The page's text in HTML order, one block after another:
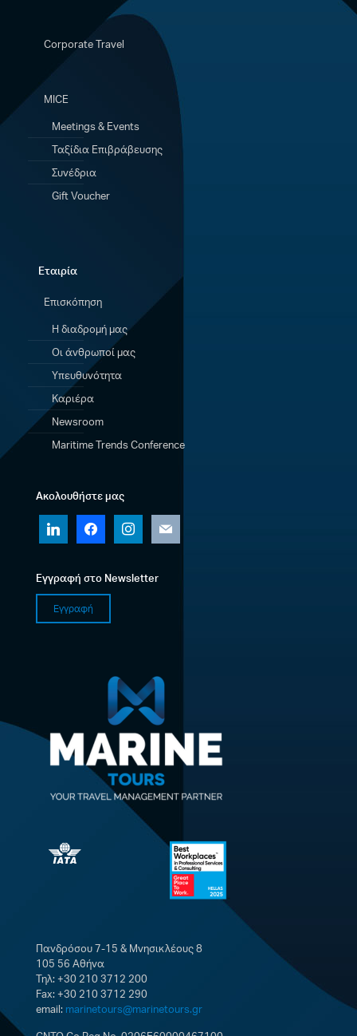
Corporate Travel
MICE
Meetings & Events
Ταξίδια Eπιβράβευσης
Συνέδρια
Gift Voucher
Εταιρία
Επισκόπηση
Η διαδρομή μας
Οι άνθρωποί μας
Υπευθυνότητα
Καριέρα
Newsroom
Maritime Trends Conference
Ακολουθήστε μας
linkedin
facebook instagram
Εγγραφή στο Newsletter
Εγγραφή
Πανδρόσου 7-15 & Μνησικλέους 8
105 56 Αθήνα
Τηλ: +30 210 3712 200
Fax: +30 210 3712 290
email: marinetours@marinetours.gr